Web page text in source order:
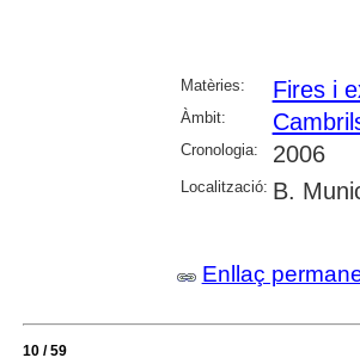
Matèries: Fires i
Àmbit:
Cronologia: 2006
Localització: B.
Enllaç
10 / 59